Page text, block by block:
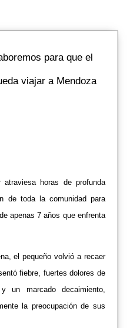
para que el
viajar a Mendoza
atraviesa horas de profunda
de toda la comunidad para
apenas 7 años que enfrenta
el pequeño volvió a recaer
fiebre, fuertes dolores de
un marcado decaimiento,
la preocupación de sus